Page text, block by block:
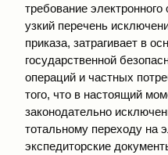
требование
узкий перечень
приказа, затрагивает в
государственной
операций и частных
того, что в настоящий
законодательно
тотальному переходу на
экспедиторские